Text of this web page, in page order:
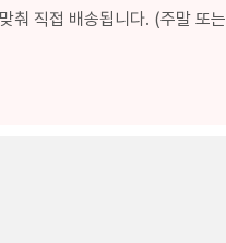
춰 직접 배송됩니다. (주말 또는